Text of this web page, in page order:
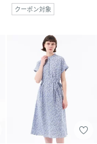
クーポン対象